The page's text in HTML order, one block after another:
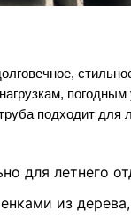
подходит для
для летнего
из дерева,